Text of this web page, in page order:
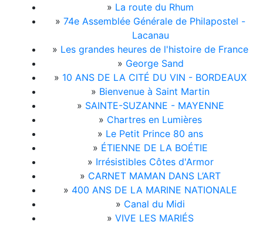
» La route du Rhum
» 74e Assemblée Générale de Philapostel -
Lacanau
» Les grandes heures de l'histoire de France
» George Sand
» 10 ANS DE LA CITÉ DU VIN - BORDEAUX
» Bienvenue à Saint Martin
» SAINTE-SUZANNE - MAYENNE
» Chartres en Lumières
» Le Petit Prince 80 ans
» ÉTIENNE DE LA BOÉTIE
» Irrésistibles Côtes d'Armor
» CARNET MAMAN DANS L’ART
» 400 ANS DE LA MARINE NATIONALE
» Canal du Midi
» VIVE LES MARIÉS